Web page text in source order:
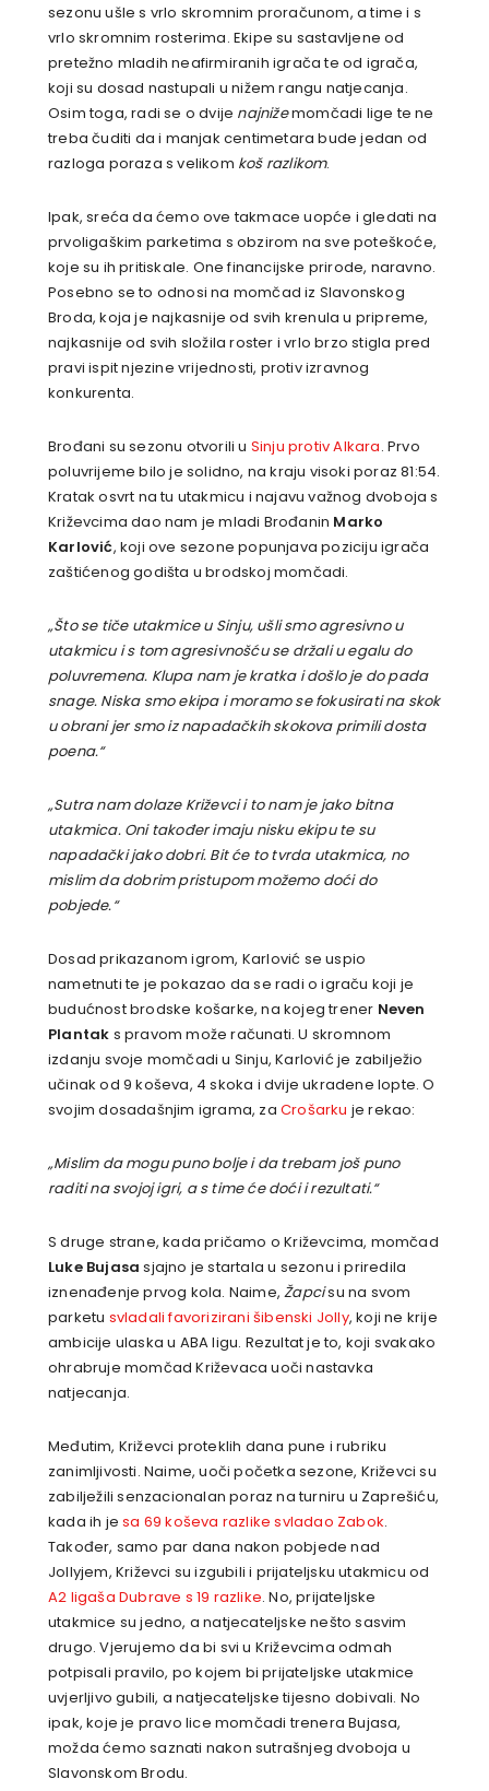
sezonu ušle s vrlo skromnim proračunom, a time i s
vrlo skromnim rosterima. Ekipe su sastavljene od
pretežno mladih neafirmiranih igrača te od igrača,
koji su dosad nastupali u nižem rangu natjecanja.
Osim toga, radi se o dvije najnižemomčadi lige te ne
treba čuditi da i manjak centimetara bude jedan od
razloga poraza s velikom koš razlikom.
Ipak, sreća da ćemo ove takmace uopće i gledati na
prvoligaškim parketima s obzirom na sve poteškoće,
koje su ih pritiskale. One financijske prirode, naravno.
Posebno se to odnosi na momčad iz Slavonskog
Broda, koja je najkasnije od svih krenula u pripreme,
najkasnije od svih složila roster i vrlo brzo stigla pred
pravi ispit njezine vrijednosti, protiv izravnog
konkurenta.
Brođani su sezonu otvorili u Sinju protiv Alkara. Prvo
poluvrijeme bilo je solidno, na kraju visoki poraz 81:54.
Kratak osvrt na tu utakmicu i najavu važnog dvoboja s
Križevcima dao nam je mladi Brođanin Marko
Karlović, koji ove sezone popunjava poziciju igrača
zaštićenog godišta u brodskoj momčadi.
„Što se tiče utakmice u Sinju, ušli smo agresivno u
utakmicu i s tom agresivnošću se držali u egalu do
poluvremena. Klupa nam je kratka i došlo je do pada
snage. Niska smo ekipa i moramo se fokusirati na skok
u obrani jer smo iz napadačkih skokova primili dosta
poena.“
„Sutra nam dolaze Križevci i to nam je jako bitna
utakmica. Oni također imaju nisku ekipu te su
napadački jako dobri. Bit će to tvrda utakmica, no
mislim da dobrim pristupom možemo doći do
pobjede.“
Dosad prikazanom igrom, Karlović se uspio
nametnuti te je pokazao da se radi o igraču koji je
budućnost brodske košarke, na kojeg trener Neven
Plantak s pravom može računati. U skromnom
izdanju svoje momčadi u Sinju, Karlović je zabilježio
učinak od 9 koševa, 4 skoka i dvije ukradene lopte. O
svojim dosadašnjim igrama, za Crošarku je rekao:
„Mislim da mogu puno bolje i da trebam još puno
raditi na svojoj igri, a s time će doći i rezultati.“
S druge strane, kada pričamo o Križevcima, momčad
Luke Bujasa sjajno je startala u sezonu i priredila
iznenađenje prvog kola. Naime,Žapcisu na svom
parketu svladali favorizirani šibenski Jolly, koji ne krije
ambicije ulaska u ABA ligu. Rezultat je to, koji svakako
ohrabruje momčad Križevaca uoči nastavka
natjecanja.
Međutim, Križevci proteklih dana pune i rubriku
zanimljivosti. Naime, uoči početka sezone, Križevci su
zabilježili senzacionalan poraz na turniru u Zaprešiću,
kada ih jesa 69 koševa razlike svladao Zabok.
Također, samo par dana nakon pobjede nad
Jollyjem, Križevci su izgubili i prijateljsku utakmicu od
A2 ligaša Dubrave s 19 razlike. No, prijateljske
utakmice su jedno, a natjecateljske nešto sasvim
drugo. Vjerujemo da bi svi u Križevcima odmah
potpisali pravilo, po kojem bi prijateljske utakmice
uvjerljivo gubili, a natjecateljske tijesno dobivali. No
ipak, koje je pravo lice momčadi trenera Bujasa,
možda ćemo saznati nakon sutrašnjeg dvoboja u
Slavonskom Brodu.